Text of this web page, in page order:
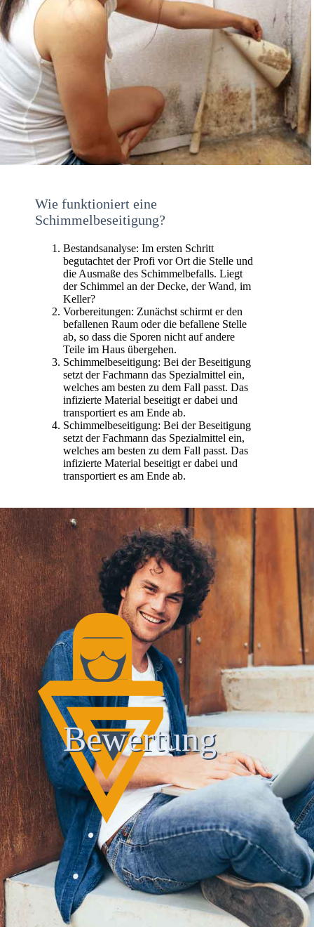
Wie funktioniert eine
Schimmelbeseitigung?
Bestandsanalyse: Im ersten Schritt
begutachtet der Profi vor Ort die Stelle und
die Ausmaße des Schimmelbefalls. Liegt
der Schimmel an der Decke, der Wand, im
Keller?
Vorbereitungen: Zunächst schirmt er den
befallenen Raum oder die befallene Stelle
ab, so dass die Sporen nicht auf andere
Teile im Haus übergehen.
Schimmelbeseitigung: Bei der Beseitigung
setzt der Fachmann das Spezialmittel ein,
welches am besten zu dem Fall passt. Das
infizierte Material beseitigt er dabei und
transportiert es am Ende ab.
Schimmelbeseitigung: Bei der Beseitigung
setzt der Fachmann das Spezialmittel ein,
welches am besten zu dem Fall passt. Das
infizierte Material beseitigt er dabei und
transportiert es am Ende ab.
Bewertung